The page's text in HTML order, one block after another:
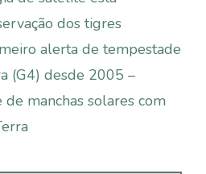
dos tigres
alerta de tempestade
(G4) desde 2005 –
manchas solares com